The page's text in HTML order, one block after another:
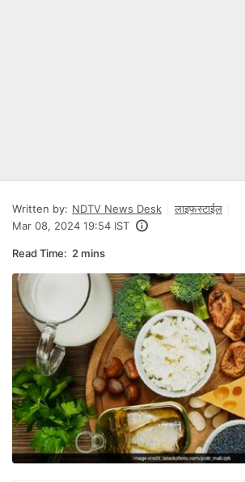
Written by: NDTV News Desk
लाइफस्टाईल
Mar 08, 2024 19:54 IST
Read Time: 2 mins